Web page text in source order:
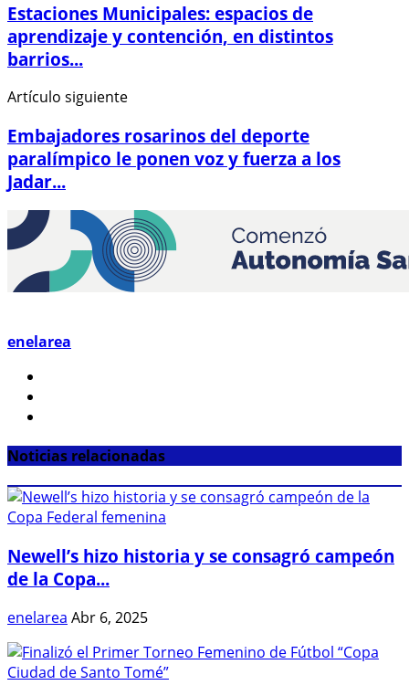
Estaciones Municipales: espacios de
aprendizaje y contención, en distintos
barrios...
Artículo siguiente
Embajadores rosarinos del deporte
paralímpico le ponen voz y fuerza a los
Jadar...
enelarea
Noticias relacionadas
Newell’s hizo historia y se consagró campeón
de la Copa...
enelarea Abr 6, 2025